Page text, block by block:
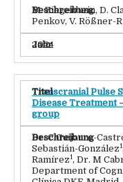
M. Ziegenbein, D.
Penkov, V. Rößner-
2024
Transcranial Pulse
Disease Treatment
group
Dr. C Guijarro-
Sebastián-González1
Ramírez1, Dr. M
Department of